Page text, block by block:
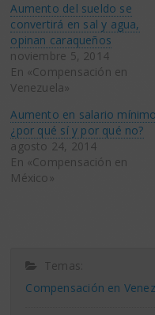
una
ventana
nueva)
una
ventana
nueva)
Aumento del sueldo se
convertirá en sal y agua,
opinan caraqueños
noviembre 5, 2014
En «Compensación en
Venezuela»
Aumento en salario
¿por qué sí y por qué no?
agosto 24, 2014
En «Compensación en
México»
Temas:
Compensación en